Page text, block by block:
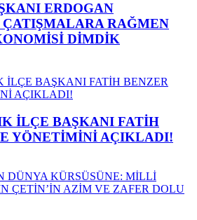
ERDOGAN
RAĞMEN
DİMDİK
İLÇE BAŞKANI FATİH
YÖNETİMİNİ AÇIKLADI!